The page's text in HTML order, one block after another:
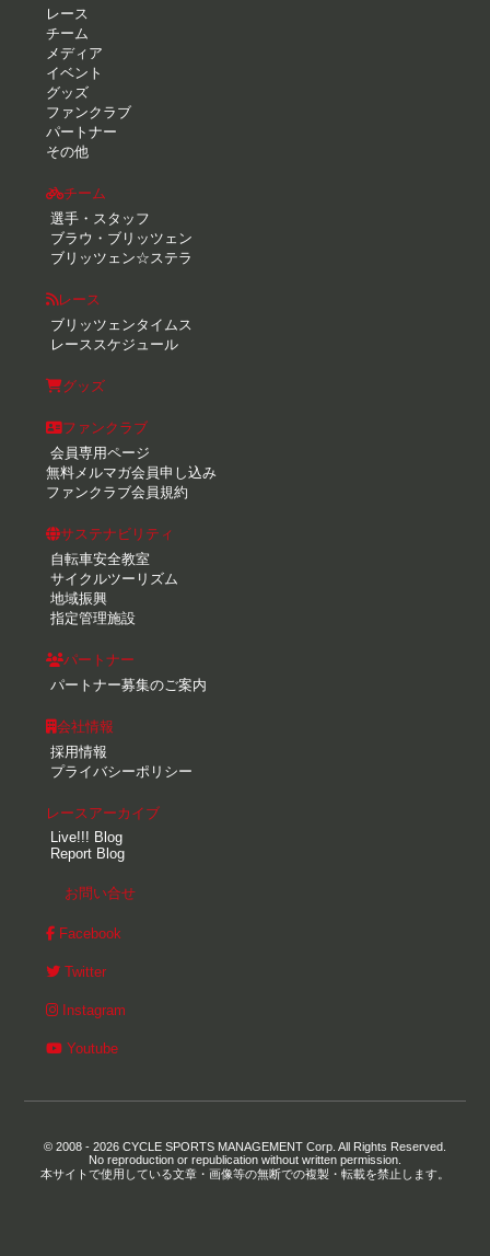
レース
チーム
メディア
イベント
グッズ
ファンクラブ
パートナー
その他
チーム
選手・スタッフ
ブラウ・ブリッツェン
ブリッツェン☆ステラ
レース
ブリッツェンタイムス
レーススケジュール
グッズ
ファンクラブ
会員専用ページ
無料メルマガ会員申し込み
ファンクラブ会員規約
サステナビリティ
自転車安全教室
サイクルツーリズム
地域振興
指定管理施設
パートナー
パートナー募集のご案内
会社情報
採用情報
プライバシーポリシー
レースアーカイブ
Live!!! Blog
Report Blog
お問い合せ
Facebook
Twitter
Instagram
Youtube
© 2008 - 2026 CYCLE SPORTS MANAGEMENT Corp. All Rights Reserved.
No reproduction or republication without written permission.
本サイトで使用している文章・画像等の無断での複製・転載を禁止します。